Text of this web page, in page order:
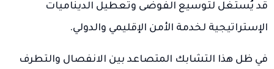
قد يُستغل لتوسيع الفوضى وتعطيل الديناميات
الإستراتيجية لخدمة الأمن الإقليمي والدولي.
في ظل هذا التشابك المتصاعد بين الانفصال والتطرف